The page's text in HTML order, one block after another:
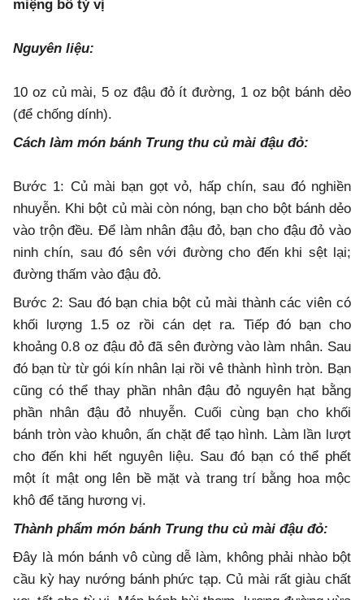
miệng bổ tỳ vị
Nguyên liệu:
10 oz củ mài, 5 oz đậu đỏ ít đường, 1 oz bột bánh dẻo
(để chống dính).
Cách làm món bánh Trung thu củ mài đậu đỏ:
Bước 1: Củ mài bạn gọt vỏ, hấp chín, sau đó nghiền
nhuyễn. Khi bột củ mài còn nóng, bạn cho bột bánh dẻo
vào trộn đều. Để làm nhân đậu đỏ, bạn cho đậu đỏ vào
ninh chín, sau đó sên với đường cho đến khi sệt lại;
đường thấm vào đậu đỏ.
Bước 2: Sau đó bạn chia bột củ mài thành các viên có
khối lượng 1.5 oz rồi cán dẹt ra. Tiếp đó bạn cho
khoảng 0.8 oz đậu đỏ đã sên đường vào làm nhân. Sau
đó bạn từ từ gói kín nhân lại rồi vê thành hình tròn. Bạn
cũng có thể thay phần nhân đậu đỏ nguyên hạt bằng
phần nhân đậu đỏ nhuyễn. Cuối cùng bạn cho khối
bánh tròn vào khuôn, ấn chặt để tạo hình. Làm lần lượt
cho đến khi hết nguyên liệu. Sau đó bạn có thể phết
một ít mật ong lên bề mặt và trang trí bằng hoa mộc
khô để tăng hương vị.
Thành phẩm món bánh Trung thu củ mài đậu đỏ:
Đây là món bánh vô cùng dễ làm, không phải nhào bột
cầu kỳ hay nướng bánh phức tạp. Củ mài rất giàu chất